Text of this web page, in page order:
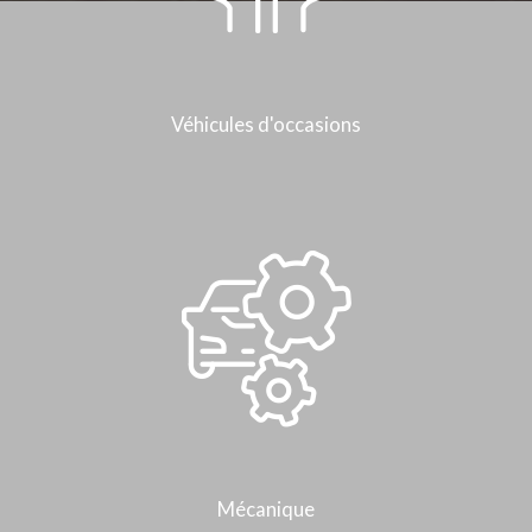
Véhicules d'occasions
Mécanique